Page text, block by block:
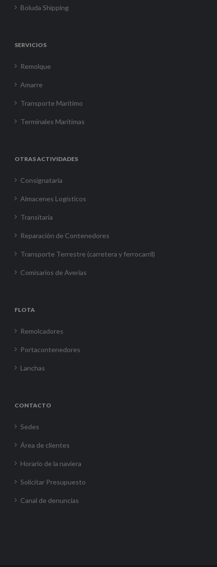
Boluda Shipping
SERVICIOS
Remolque
Amarre
Transporte Marítimo
Terminales Marítimas
OTRAS ACTIVIDADES
Consignataria
Almacenes Logísticos
Transitaria
Reparación de Contenedores
Transporte Terrestre (carretera y ferrocarril)
Comisarios de Averías
FLOTA
Remolcadores
Portacontenedores
Lanchas
CONTACTO
Sedes
Área de clientes
Horario de la naviera
Solicitar Presupuesto
Canal de denuncias